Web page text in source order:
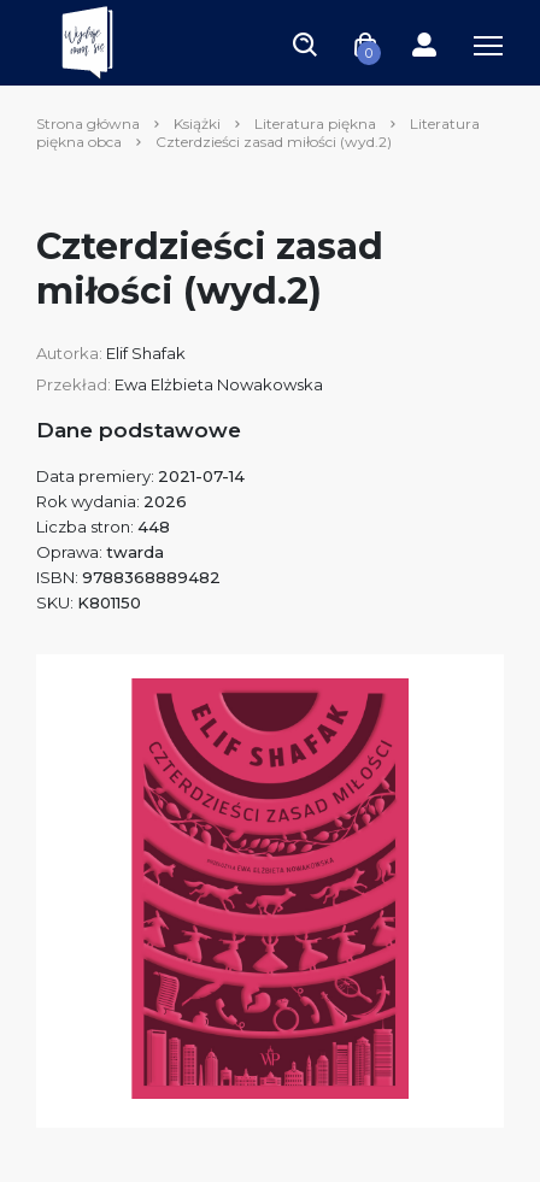
0
Strona główna Książki Literatura piękna
Literatura
piękna obca
Czterdzieści zasad miłości (wyd.2)
Czterdzieści zasad
miłości (wyd.2)
Autorka: Elif Shafak
Przekład: Ewa Elżbieta Nowakowska
Dane podstawowe
Data premiery: 2021-07-14
Rok wydania: 2026
Liczba stron: 448
Oprawa: twarda
ISBN: 9788368889482
SKU: K801150